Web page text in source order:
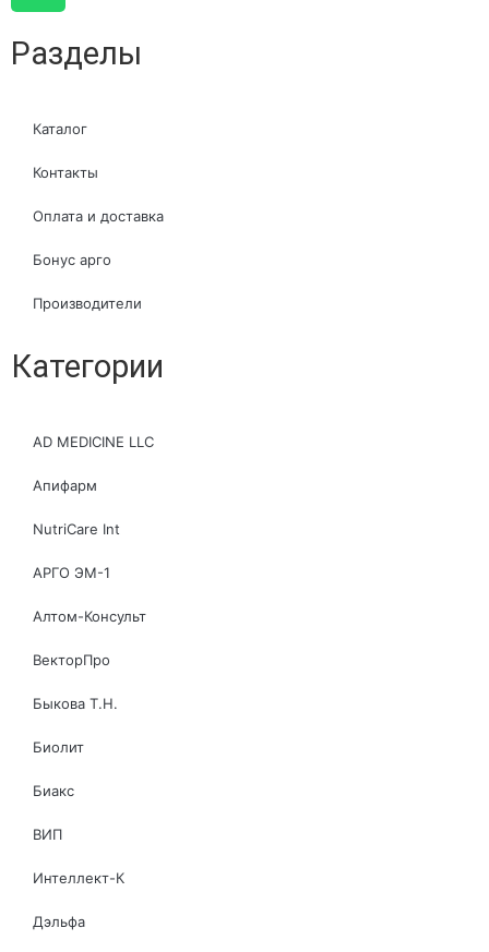
Разделы
Каталог
Контакты
Оплата и доставка
Бонус арго
Производители
Категории
AD MEDICINE LLC
Апифарм
NutriCare Int
АРГО ЭМ-1
Алтом-Консульт
ВекторПро
Быкова Т.Н.
Биолит
Биакс
ВИП
Интеллект-К
Дэльфа